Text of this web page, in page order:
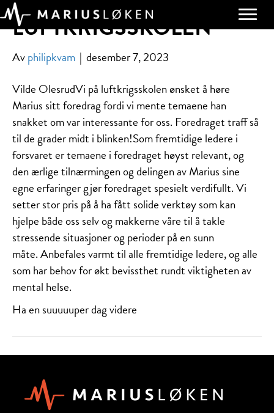
LUFTKRIGSSKOLEN
Avphilipkvam | desember 7, 2023
Vilde OlesrudVi på luftkrigsskolen ønsket å høre
Marius sitt foredrag fordi vi mente temaene han
snakket om var interessante for oss. Foredraget traff så
til de grader midt i blinken!Som fremtidige ledere i
forsvaret er temaene i foredraget høyst relevant, og
den ærlige tilnærmingen og delingen av Marius sine
egne erfaringer gjør foredraget spesielt verdifullt. Vi
setter stor pris på å ha fått solide verktøy som kan
hjelpe både oss selv og makkerne våre til å takle
stressende situasjoner og perioder på en sunn
måte. Anbefales varmt til alle fremtidige ledere, og alle
som har behov for økt bevissthet rundt viktigheten av
mental helse.
Ha en suuuuuper dag videre